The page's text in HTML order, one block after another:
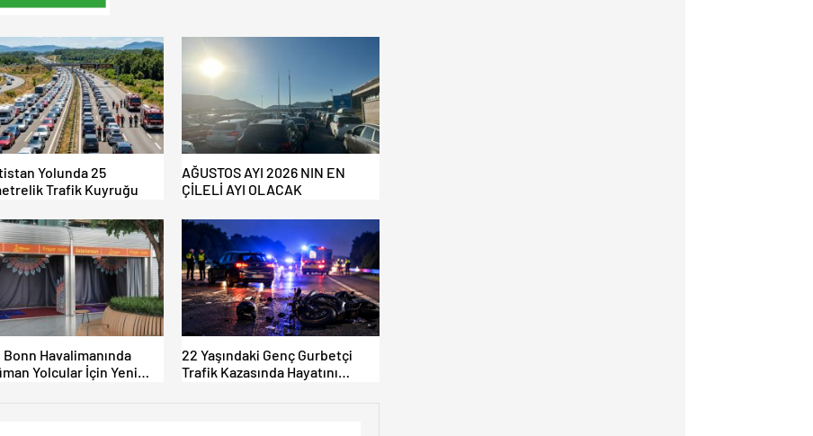
Yolunda 25
Trafik Kuyruğu
AĞUSTOS AYI 2026 NIN EN
ÇİLELİ AYI OLACAK
Havalimanında
Yolcular İçin Yeni
22 Yaşındaki Genç Gurbetçi
Trafik Kazasında Hayatını